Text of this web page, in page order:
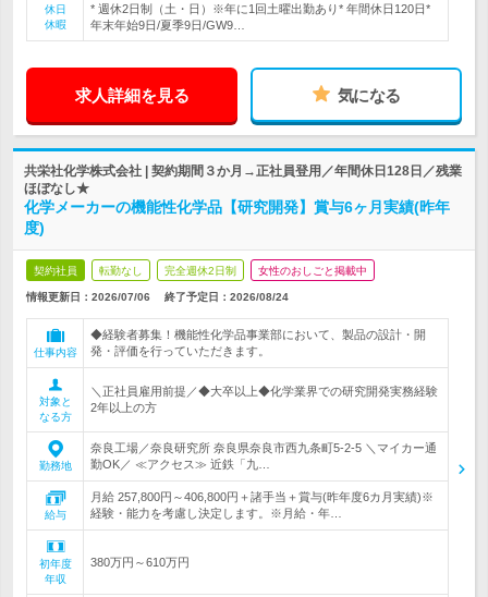
休日
休暇
* 週休2日制（土・日）※年に1回土曜出勤あり* 年間休日120日*
年末年始9日/夏季9日/GW9…
求人詳細を見る 気になる
共栄社化学株式会社 | 契約期間３か月→正社員登用／年間休日128日／残業
ほぼなし★
化学メーカーの機能性化学品【研究開発】賞与6ヶ月実績(昨年
度)
契約社員 転勤なし 完全週休2日制 女性のおしごと掲載中
情報更新日：2026/07/06 終了予定日： 2026/08/24
仕事内容
◆経験者募集！機能性化学品事業部において、製品の設計・開
発・評価を行っていただきます。
対象と
なる方
＼正社員雇用前提／◆大卒以上◆化学業界での研究開発実務経験
2年以上の方
勤務地
奈良工場／奈良研究所 奈良県奈良市西九条町5-2-5 ＼マイカー通
勤OK／ ≪アクセス≫ 近鉄「九…
給与
月給 257,800円～406,800円＋諸手当＋賞与(昨年度6カ月実績)※
経験・能力を考慮し決定します。※月給・年…
初年度
年収
380万円～610万円